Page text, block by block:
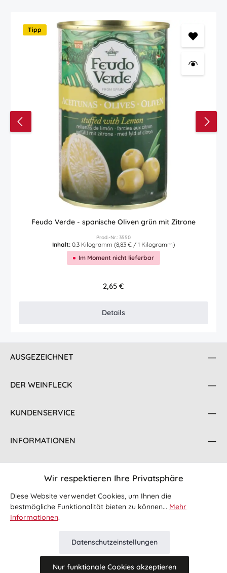
Tipp
Feudo Verde - spanische Oliven grün mit Zitrone
Prod.-Nr.: 3550
Inhalt: 0.3 Kilogramm (8,83 € / 1 Kilogramm)
Im Moment nicht lieferbar
Regulärer Preis:
2,65 €
Details
AUSGEZEICHNET
DER WEINFLECK
KUNDENSERVICE
INFORMATIONEN
FOLGE UNS
Wir respektieren Ihre Privatsphäre
Diese Website verwendet Cookies, um Ihnen die
bestmögliche Funktionalität bieten zu können... Mehr
Informationen.
Datenschutzeinstellungen
Nur funktionale Cookies akzeptieren